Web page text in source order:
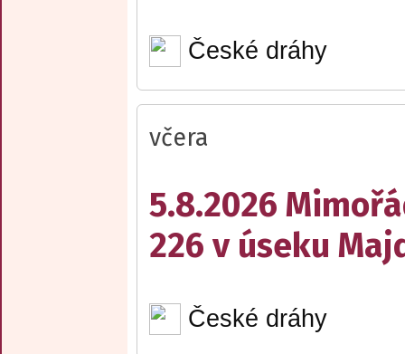
České dráhy
včera
5.8.2026
226 v úseku
České dráhy